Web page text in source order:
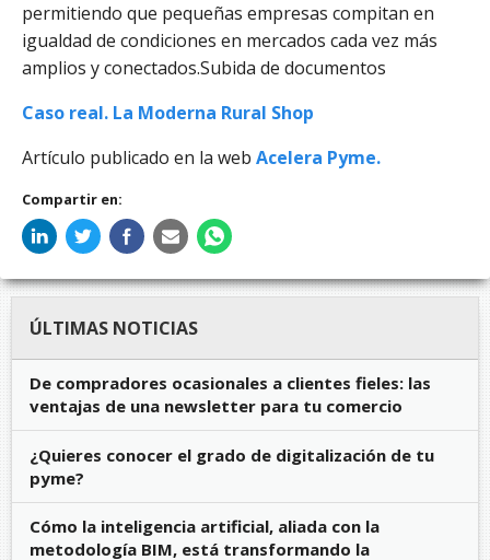
permitiendo que pequeñas empresas compitan en
igualdad de condiciones en mercados cada vez más
amplios y conectados.Subida de documentos
Caso real. La Moderna Rural Shop
Artículo publicado en la web Acelera Pyme.
Compartir en:
ÚLTIMAS NOTICIAS
De compradores ocasionales a clientes fieles: las
ventajas de una newsletter para tu comercio
¿Quieres conocer el grado de digitalización de tu
pyme?
Cómo la inteligencia artificial, aliada con la
metodología BIM, está transformando la